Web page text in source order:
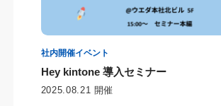
社内開催イベント
Hey kintone 導入セミナー
2025.08.21 開催